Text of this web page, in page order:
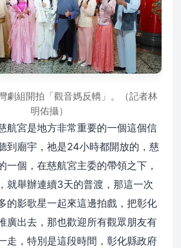
劇組開拍「觀音媽反轎」。（記者林
明佑攝）
航宮是地方非常重要的一個這個信
到廟宇，祂是24小時都開放的，慈
一個，在慈航宮主委的帶領之下，
就舉辦連續3天的普渡，那這一次
的影歌星一起來這邊拍戲，把彰化
廣出去，那也歡迎所有觀眾朋友有
走，特別是這段時間，彰化縣政府